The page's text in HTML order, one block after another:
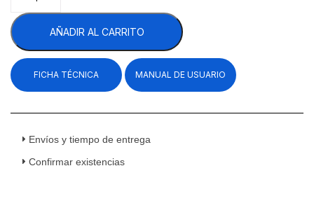
158L
Exhibidor
Calentador
De
Pizza
Con
Recto
Inoxidable
AÑADIR AL CARRITO
FICHA TÉCNICA MANUAL DE USUARIO
Envíos y tiempo de entrega
Confirmar existencias